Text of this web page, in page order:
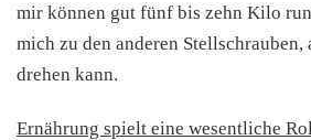
mir können gut fünf bis zehn Kilo
mich zu den anderen Stellschrauben,
drehen kann.
Ernährung spielt eine wesentliche